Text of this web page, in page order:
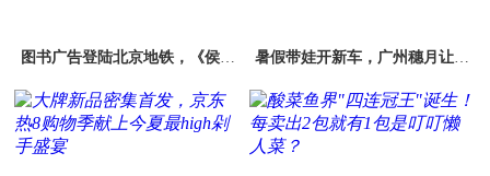
图书广告登陆北京地铁，《侯大
暑假带娃开新车，广州穗月让新